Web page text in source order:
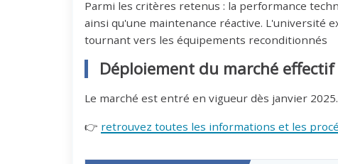
Parmi les critères retenus : la performance
ainsi qu'une maintenance réactive. L'université
tournant vers les équipements reconditionnés
Déploiement du marché
Le marché est entré en vigueur dès janvier 2025.
👉 retrouvez toutes les informations et les